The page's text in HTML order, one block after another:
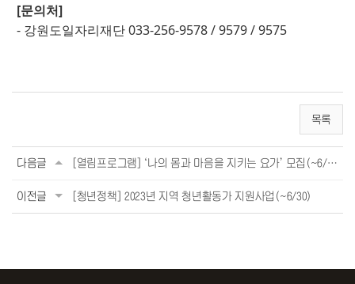
[문의처]
- 강원도일자리재단 033-256-9578 / 9579 / 9575
목록
다음글 [열림프로그램] ‘나의 몸과 마음을 지키는 요가’ 모집(~6/22)
이전글 [청년정책] 2023년 지역 청년활동가 지원사업(~6/30)